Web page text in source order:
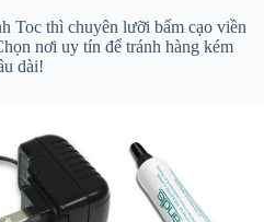
Toc thì chuyên lưỡi bấm cạo viền
nơi uy tín để tránh hàng kém
dài!